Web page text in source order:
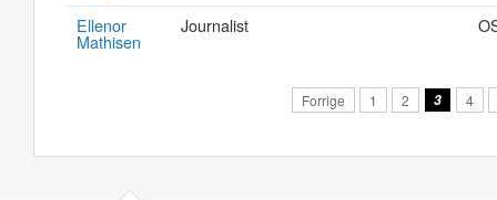
Ellenor
Mathisen
Journalist
Forrige 1 2 3 4